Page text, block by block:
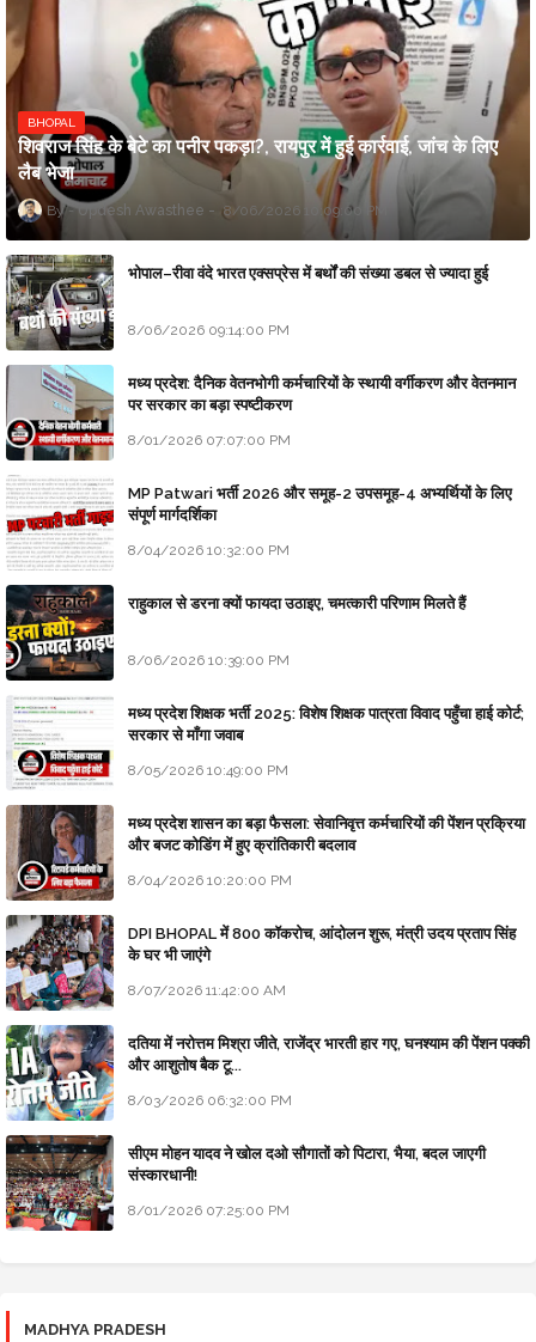
BHOPAL
शिवराज सिंह के बेटे का पनीर पकड़ा?, रायपुर में हुई कार्रवाई, जांच के लिए
लैब भेजा
Updesh Awasthee 8/06/2026 10:09:00 PM
भोपाल–रीवा वंदे भारत एक्सप्रेस में बर्थों की संख्या डबल से ज्यादा हुई
8/06/2026 09:14:00 PM
मध्य प्रदेश: दैनिक वेतनभोगी कर्मचारियों के स्थायी वर्गीकरण और वेतनमान
पर सरकार का बड़ा स्पष्टीकरण
8/01/2026 07:07:00 PM
MP Patwari भर्ती 2026 और समूह-2 उपसमूह-4 अभ्यर्थियों के लिए
संपूर्ण मार्गदर्शिका
8/04/2026 10:32:00 PM
राहुकाल से डरना क्यों फायदा उठाइए, चमत्कारी परिणाम मिलते हैं
8/06/2026 10:39:00 PM
मध्य प्रदेश शिक्षक भर्ती 2025: विशेष शिक्षक पात्रता विवाद पहुँचा हाई कोर्ट;
सरकार से माँगा जवाब
8/05/2026 10:49:00 PM
मध्य प्रदेश शासन का बड़ा फैसला: सेवानिवृत्त कर्मचारियों की पेंशन प्रक्रिया
और बजट कोडिंग में हुए क्रांतिकारी बदलाव
8/04/2026 10:20:00 PM
DPI BHOPAL में 800 कॉकरोच, आंदोलन शुरू, मंत्री उदय प्रताप सिंह
के घर भी जाएंगे
8/07/2026 11:42:00 AM
दतिया में नरोत्तम मिश्रा जीते, राजेंद्र भारती हार गए, घनश्याम की पेंशन पक्की
और आशुतोष बैक टू...
8/03/2026 06:32:00 PM
सीएम मोहन यादव ने खोल दओ सौगातों को पिटारा, भैया, बदल जाएगी
संस्कारधानी!
8/01/2026 07:25:00 PM
MADHYA PRADESH